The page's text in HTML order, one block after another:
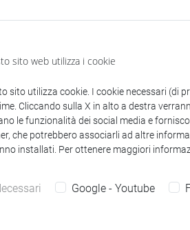
ricerca, all’e-commerce, ai social
aiuta inoltre a sviluppare numerose
deve padroneggiare abilità di
abilità sono trasversali e non
una figura professionale
prospettive professionalisono un
occupabilità molto elevato.
sito web utilizza i cookie
sito utilizza cookie. I cookie necessari
Cliccando sulla X in alto a destra
le funzionalità dei social media e
che potrebbero associarli ad altre
installati. Per ottenere maggiori
Google - Youtube